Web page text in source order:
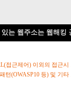
는 웹주소는 웹해킹
접근제어) 이외의 접근시
턴(OWASP10 등) 및 기